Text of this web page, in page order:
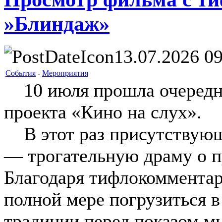
»Блиндаж»
13.07.2026
События - Мероприятия
10 июля прошла
проекта «Кино на слух».
В этот раз
— трогательную драму о
Благодаря
полной мере погрузиться